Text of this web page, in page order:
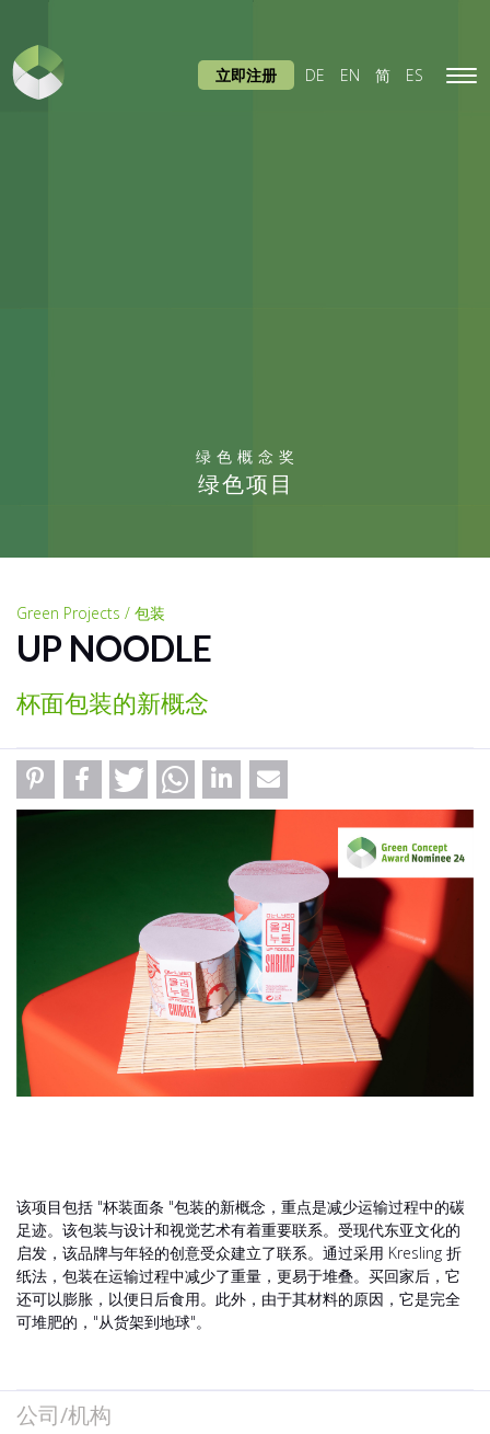
绿色概念奖
绿色项目
立即注册 DE EN 简 ES
Green Projects / 包装
UP NOODLE
杯面包装的新概念
该项目包括 "杯装面条 "包装的新概念，重点是减少运输过程中的碳
足迹。该包装与设计和视觉艺术有着重要联系。受现代东亚文化的
启发，该品牌与年轻的创意受众建立了联系。通过采用 Kresling 折
纸法，包装在运输过程中减少了重量，更易于堆叠。买回家后，它
还可以膨胀，以便日后食用。此外，由于其材料的原因，它是完全
可堆肥的，"从货架到地球"。
公司/机构